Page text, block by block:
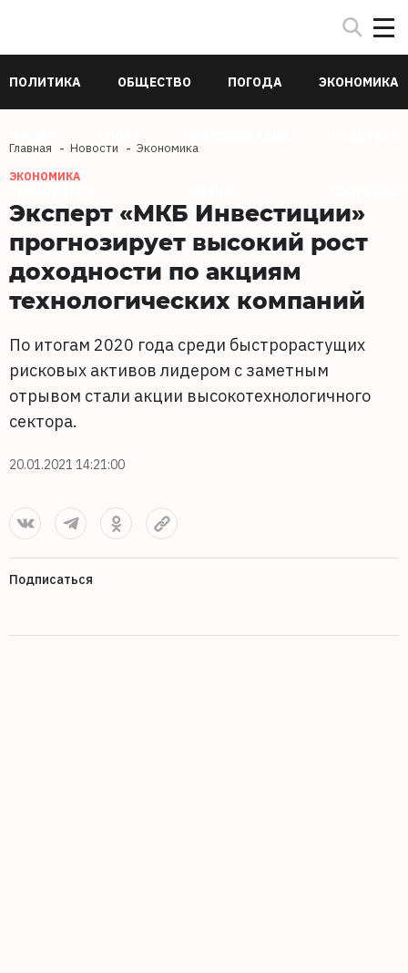
ПОЛИТИКА ОБЩЕСТВО ПОГОДА ЭКОНОМИКА
Главная Новости Экономика
ЭКОНОМИКА
Эксперт «МКБ Инвестиции»
прогнозирует высокий рост
доходности по акциям
технологических компаний
По итогам 2020 года среди быстрорастущих
рисковых активов лидером с заметным
отрывом стали акции высокотехнологичного
сектора.
20.01.2021 14:21:00
Подписаться